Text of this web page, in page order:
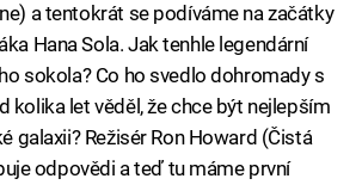
a tentokrát se podíváme na začátky
Hana Sola. Jak tenhle legendární
sokola? Co ho svedlo dohromady s
kolika let věděl, že chce být nejlepším
galaxii? Režisér Ron Howard (Čistá
odpovědi a teď tu máme první